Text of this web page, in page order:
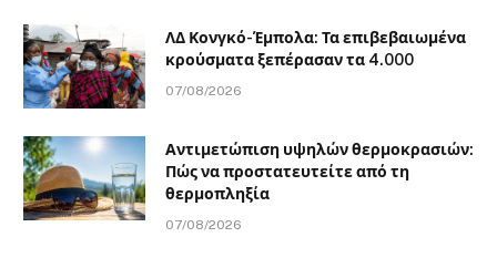
ΛΔ Κονγκό-Έμπολα: Τα επιβεβαιωμένα
κρούσματα ξεπέρασαν τα 4.000
07/08/2026
Αντιμετώπιση υψηλών θερμοκρασιών:
Πώς να προστατευτείτε από τη
θερμοπληξία
07/08/2026